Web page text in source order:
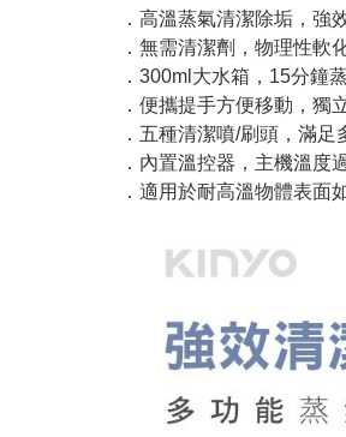
．高溫蒸氣清潔除垢，強
．無需清潔劑，物理性軟
．300ml大水箱，15分鐘
．便攜提手方便移動，獨
．五種清潔噴/刷頭，滿足
．內置溫控器，主機溫度
．適用於耐高溫物體表面